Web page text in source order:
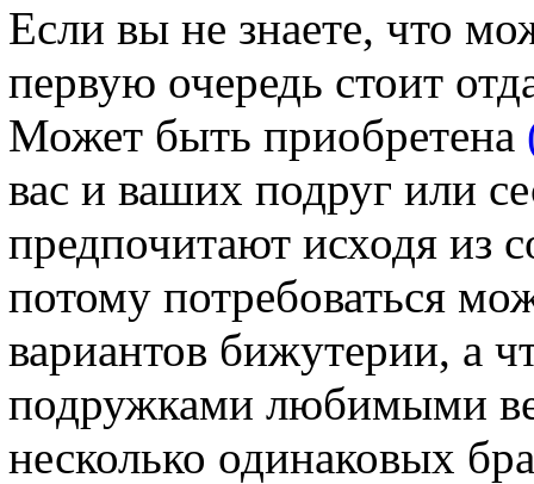
Если вы не знаете, что
первую очередь стоит
Может быть приобретена
вас и ваших подруг или
предпочитают исходя из
потому потребоваться
вариантов бижутерии, а
подружками любимыми
несколько одинаковых